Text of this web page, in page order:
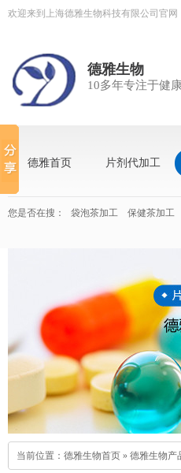
欢迎来到上海德雅生物科技有限公司官网
德雅生物
10多年专注于健
德雅首页 片剂代加工
您是否在搜： 袋泡茶加工 保健茶加工
当前位置： 德雅生物首页 » 德雅生物产